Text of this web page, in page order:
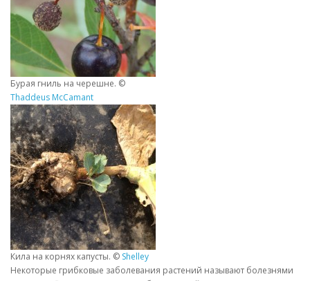
Бурая гниль на черешне. ©
Thaddeus McCamant
Кила на корнях капусты. © Shelley
Некоторые грибковые заболевания растений называют болезнями